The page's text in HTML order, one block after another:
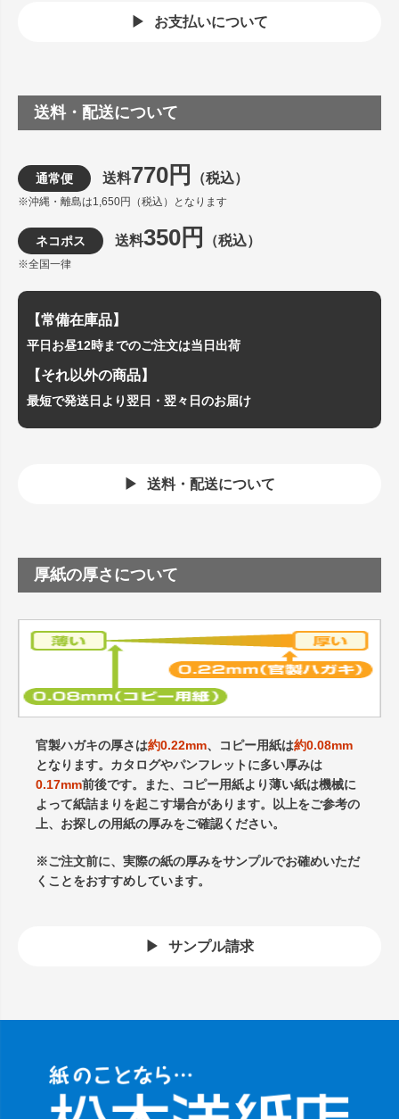
お支払いについて
送料・配送について
通常便 送料770円 （税込）
※沖縄・離島は1,650円（税込）となります
ネコポス 送料350円 （税込）
※全国一律
【常備在庫品】
平日お昼12時までのご注文は当日出荷
【それ以外の商品】
最短で発送日より翌日・翌々日のお届け
送料・配送について
厚紙の厚さについて
官製ハガキの厚さは約0.22mm、コピー用紙は約0.08mm
となります。カタログやパンフレットに多い厚みは
0.17mm前後です。また、コピー用紙より薄い紙は機械に
よって紙詰まりを起こす場合があります。以上をご参考の
上、お探しの用紙の厚みをご確認ください。
※ご注文前に、実際の紙の厚みをサンプルでお確めいただ
くことをおすすめしています。
サンプル請求